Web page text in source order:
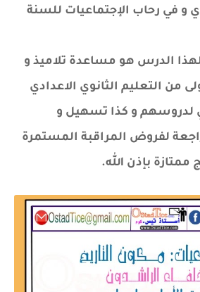
و في رحاب الإجتماعيات للسنة
الدرس هو مساعدة تلاميذ و
من التعليم الثانوي الاعدادي
لدروسهم و كذا تسهيل و
لفروض المراقبة المستمرة
بإذن الله.